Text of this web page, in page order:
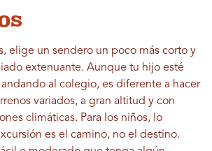
elige un sendero un poco más corto y
extenuante. Aunque tu hijo esté
al colegio, es diferente a hacer
variados, a gran altitud y con
climáticas. Para los niños, lo
es el camino, no el destino.